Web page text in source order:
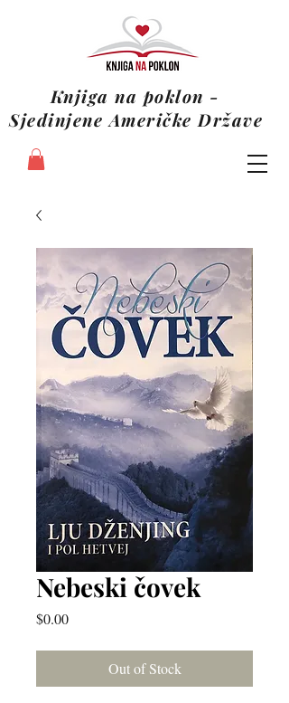
Knjiga na poklon -
Sjedinjene Američke Države
Nebeski čovek
$0.00Price
Out of Stock